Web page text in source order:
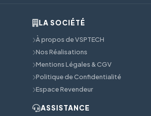
LA SOCIÉTÉ
À propos de VSPTECH
Nos Réalisations
Mentions Légales & CGV
Politique de Confidentialité
Espace Revendeur
ASSISTANCE